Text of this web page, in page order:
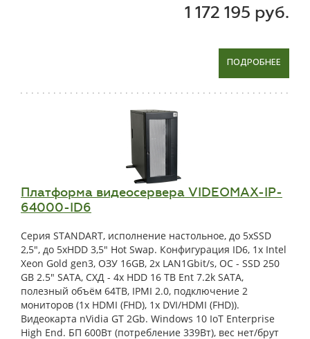
1 172 195 руб.
ПОДРОБНЕЕ
Платформа видеосервера VIDEOMAX-IP-
64000-ID6
Серия STANDART, исполнение настольное, до 5xSSD
2,5", до 5xHDD 3,5" Hot Swap. Конфигурация ID6, 1x Intel
Xeon Gold gen3, ОЗУ 16GB, 2x LAN1Gbit/s, OС - SSD 250
GB 2.5" SATA, СХД - 4x HDD 16 TB Ent 7.2k SATA,
полезный объём 64TB, IPMI 2.0, подключение 2
мониторов (1x HDMI (FHD), 1x DVI/HDMI (FHD)).
Видеокарта nVidia GT 2Gb. Windows 10 IoT Enterprise
High End. БП 600Вт (потребление 339Вт), вес нет/брут